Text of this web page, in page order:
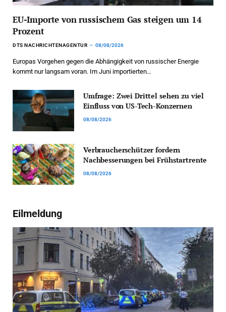
EU-Importe von russischem Gas steigen um 14
Prozent
DTS NACHRICHTENAGENTUR 08/08/2026
Europas Vorgehen gegen die Abhängigkeit von russischer Energie
kommt nur langsam voran. Im Juni importierten…
Umfrage: Zwei Drittel sehen zu viel
Einfluss von US-Tech-Konzernen
08/08/2026
Verbraucherschützer fordern
Nachbesserungen bei Frühstartrente
08/08/2026
Eilmeldung